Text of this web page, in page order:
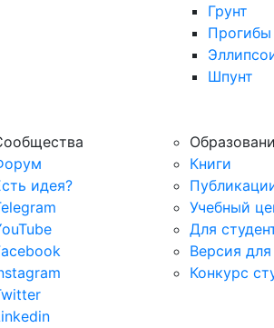
Грунт
Прогибы
Шпунт
идея?
Книги
Учебный
Для
Версия
Конкурс